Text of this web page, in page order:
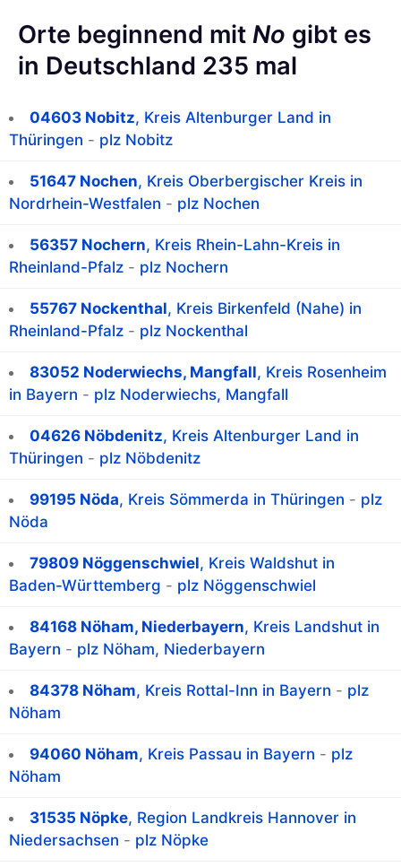
Orte beginnend mit No gibt es
in Deutschland 235 mal
04603 Nobitz, Kreis Altenburger Land in
Thüringen - plz Nobitz
51647 Nochen, Kreis Oberbergischer Kreis in
Nordrhein-Westfalen - plz Nochen
56357 Nochern, Kreis Rhein-Lahn-Kreis in
Rheinland-Pfalz - plz Nochern
55767 Nockenthal, Kreis Birkenfeld (Nahe) in
Rheinland-Pfalz - plz Nockenthal
83052 Noderwiechs, Mangfall, Kreis Rosenheim
in Bayern - plz Noderwiechs, Mangfall
04626 Nöbdenitz, Kreis Altenburger Land in
Thüringen - plz Nöbdenitz
99195 Nöda, Kreis Sömmerda in Thüringen - plz
Nöda
79809 Nöggenschwiel, Kreis Waldshut in
Baden-Württemberg - plz Nöggenschwiel
84168 Nöham, Niederbayern, Kreis Landshut in
Bayern - plz Nöham, Niederbayern
84378 Nöham, Kreis Rottal-Inn in Bayern - plz
Nöham
94060 Nöham, Kreis Passau in Bayern - plz
Nöham
31535 Nöpke, Region Landkreis Hannover in
Niedersachsen - plz Nöpke